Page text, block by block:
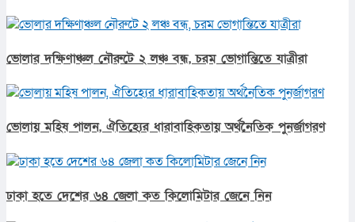
ভোলার দক্ষিণাঞ্চল নৌরুটে ২ লঞ্চ বন্ধ, চরম ভোগান্তিতে যাত্রীরা
ভোলায় মহিষ পালন, ঐতিহ্যের ধারাবাহিকতায় অর্থনৈতিক পুনর্জাগরণ
ঢাকা হতে দেশের ৬৪ জেলা কত কিলোমিটার জেনে নিন